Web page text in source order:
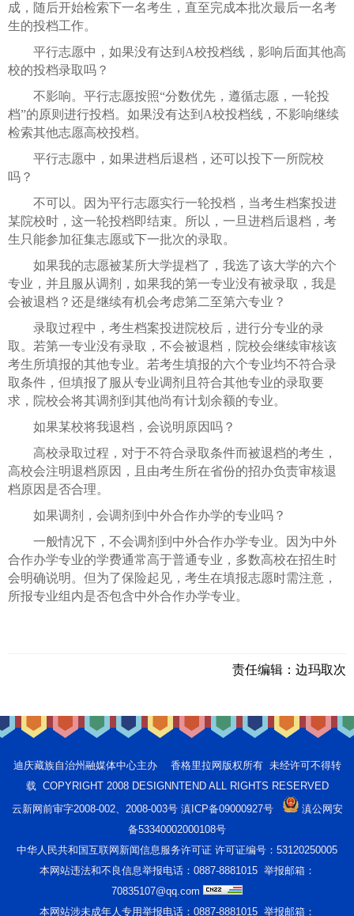
成，随后开始检索下一名考生，直至完成本批次最后一名考
生的投档工作。
平行志愿中，如果没有达到A校投档线，影响后面其他高
校的投档录取吗？
不影响。平行志愿按照“分数优先，遵循志愿，一轮投
档”的原则进行投档。如果没有达到A校投档线，不影响继续
检索其他志愿高校投档。
平行志愿中，如果进档后退档，还可以投下一所院校
吗？
不可以。因为平行志愿实行一轮投档，当考生档案投进
某院校时，这一轮投档即结束。所以，一旦进档后退档，考
生只能参加征集志愿或下一批次的录取。
如果我的志愿被某所大学提档了，我选了该大学的六个
专业，并且服从调剂，如果我的第一专业没有被录取，我是
会被退档？还是继续有机会考虑第二至第六专业？
录取过程中，考生档案投进院校后，进行分专业的录
取。若第一专业没有录取，不会被退档，院校会继续审核该
考生所填报的其他专业。若考生填报的六个专业均不符合录
取条件，但填报了服从专业调剂且符合其他专业的录取要
求，院校会将其调剂到其他尚有计划余额的专业。
如果某校将我退档，会说明原因吗？
高校录取过程，对于不符合录取条件而被退档的考生，
高校会注明退档原因，且由考生所在省份的招办负责审核退
档原因是否合理。
如果调剂，会调剂到中外合作办学的专业吗？
一般情况下，不会调剂到中外合作办学专业。因为中外
合作办学专业的学费通常高于普通专业，多数高校在招生时
会明确说明。但为了保险起见，考生在填报志愿时需注意，
所报专业组内是否包含中外合作办学专业。
责任编辑： 边玛取次
迪庆藏族自治州融媒体中心主办 香格里拉网版权所有 未经许可不得转
载 COPYRIGHT 2008 DESIGNNTEND ALL RIGHTS RESERVED
云新网前审字2008-002、2008-003号 滇ICP备09000927号
滇公网安
备53340002000108号
中华人民共和国互联网新闻信息服务许可证 许可证编号：53120250005
本网站违法和不良信息举报电话：0887-8881015 举报邮箱：
70835107@qq.com
本网站涉未成年人专用举报电话：0887-8881015 举报邮箱：